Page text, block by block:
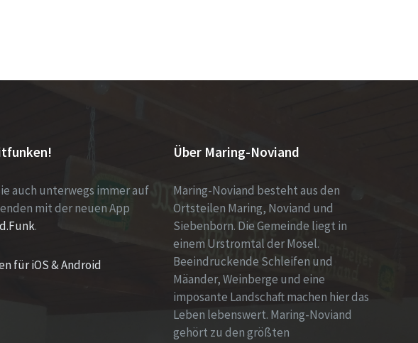
auch unterwegs immer auf
mit der neuen App
.
für iOS & Android
Über Maring-Noviand
Maring-Noviand besteht aus den
Ortsteilen Maring, Noviand und
Siebenborn. Die Gemeinde liegt in
einem Urstromtal der Mosel.
Beeindruckende Schleifen und
Mäander, Weinberge und eine
imposante Landschaft machen hier das
Leben lebenswert. Maring-Noviand
gehört zu den größten